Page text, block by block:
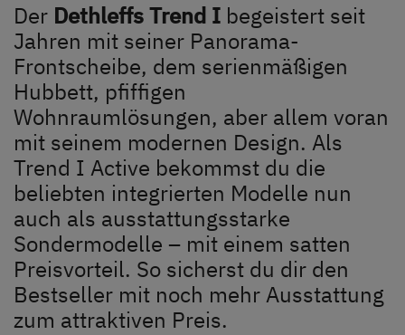
Reiselust
Unternehmen
Händlersuche
Der Dethleffs Trend I begeistert seit
Jahren mit seiner Panorama-
Frontscheibe, dem serienmäßigen
Hubbett, pfiffigen
Wohnraumlösungen, aber allem voran
mit seinem modernen Design. Als
Trend I Active bekommst du die
beliebten integrierten Modelle nun
auch als ausstattungsstarke
Sondermodelle – mit einem satten
Preisvorteil. So sicherst du dir den
Bestseller mit noch mehr Ausstattung
zum attraktiven Preis.